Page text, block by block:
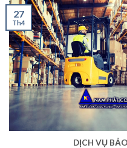
DỊCH VỤ
27
Th4